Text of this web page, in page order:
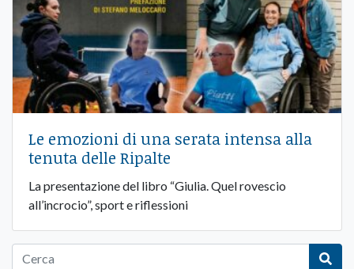
Le emozioni di una serata intensa alla
tenuta delle Ripalte
La presentazione del libro “Giulia. Quel rovescio
all’incrocio”, sport e riflessioni